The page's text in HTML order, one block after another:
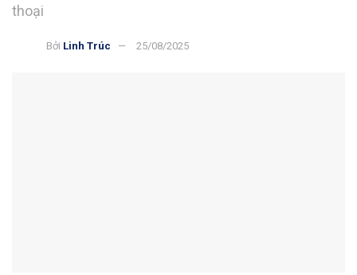
thoại
Bởi Linh Trúc 25/08/2025